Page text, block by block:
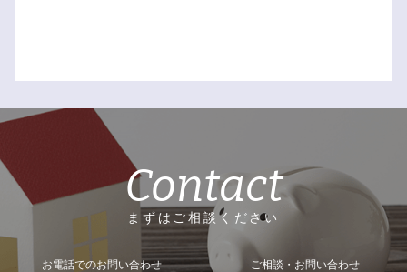
Contact
まずはご相談ください
お電話でのお問い合わせ ご相談・お問い合わせ